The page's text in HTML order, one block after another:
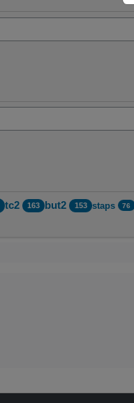
tc2 163 but2 153 staps 76